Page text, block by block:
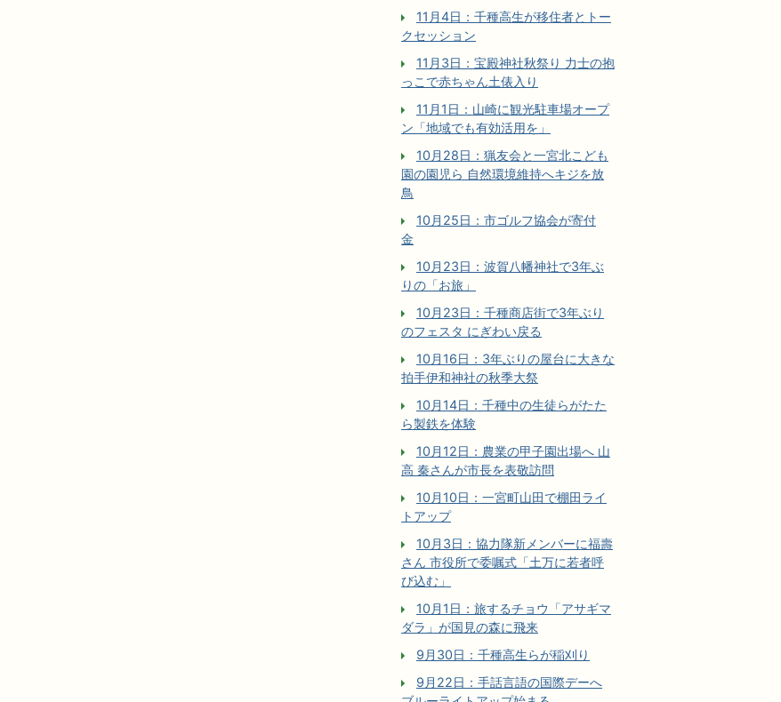
11月4日：千種高生が移住者とトー
クセッション
11月3日：宝殿神社秋祭り 力士の抱
っこで赤ちゃん土俵入り
11月1日：山崎に観光駐車場オープ
ン「地域でも有効活用を」
10月28日：猟友会と一宮北こども
園の園児ら 自然環境維持へキジを放
鳥
10月25日：市ゴルフ協会が寄付
金
10月23日：波賀八幡神社で3年ぶ
りの「お旅」
10月23日：千種商店街で3年ぶり
のフェスタ にぎわい戻る
10月16日：3年ぶりの屋台に大きな
拍手伊和神社の秋季大祭
10月14日：千種中の生徒らがたた
ら製鉄を体験
10月12日：農業の甲子園出場へ 山
高 秦さんが市長を表敬訪問
10月10日：一宮町山田で棚田ライ
トアップ
10月3日：協力隊新メンバーに福壽
さん 市役所で委嘱式「土万に若者呼
び込む」
10月1日：旅するチョウ「アサギマ
ダラ」が国見の森に飛来
9月30日：千種高生らが稲刈り
9月22日：手話言語の国際デーへ